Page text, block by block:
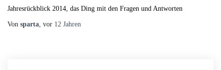
Jahresrückblick 2014, das Ding mit den Fragen und Antworten
Von sparta, vor 12 Jahren